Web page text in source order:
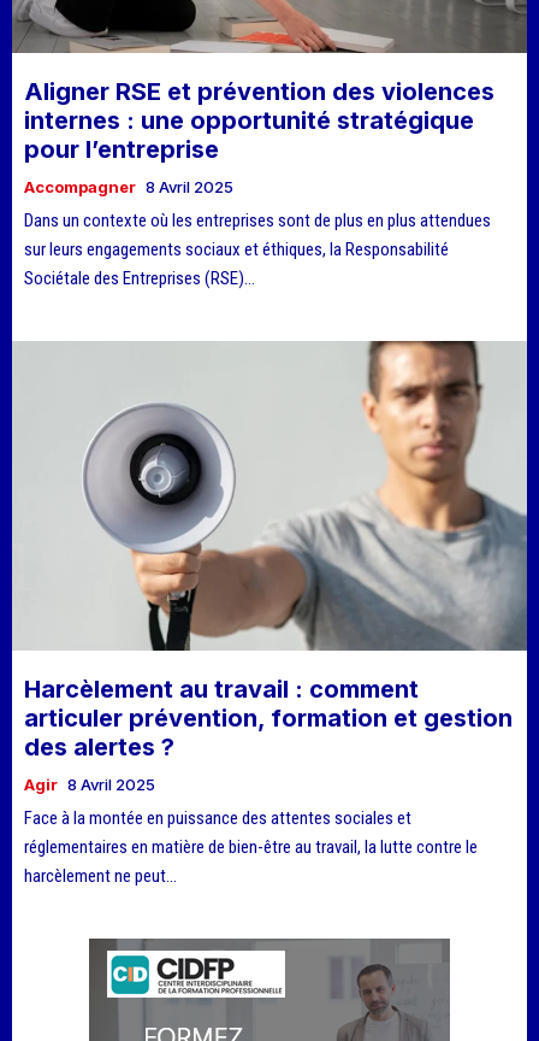
Aligner RSE et prévention des violences
internes : une opportunité stratégique
pour l’entreprise
Accompagner 8 Avril 2025
Dans un contexte où les entreprises sont de plus en plus attendues
sur leurs engagements sociaux et éthiques, la Responsabilité
Sociétale des Entreprises (RSE)...
Harcèlement au travail : comment
articuler prévention, formation et gestion
des alertes ?
Agir 8 Avril 2025
Face à la montée en puissance des attentes sociales et
réglementaires en matière de bien-être au travail, la lutte contre le
harcèlement ne peut...